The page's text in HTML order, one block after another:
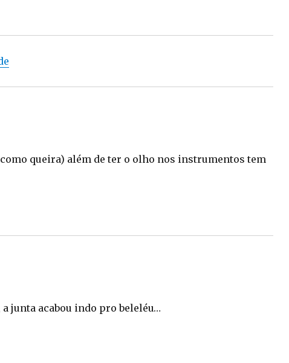
queira) além de ter o olho nos instrumentos tem
junta acabou indo pro beleléu…